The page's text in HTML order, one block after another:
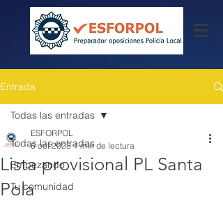
Entrada
Todas las entradas
Empezando
Tu comunidad
Todas las entradas
Lista provisional PL Santa
Pola
ESFORPOL
6 oct 2023 1 min de lectura